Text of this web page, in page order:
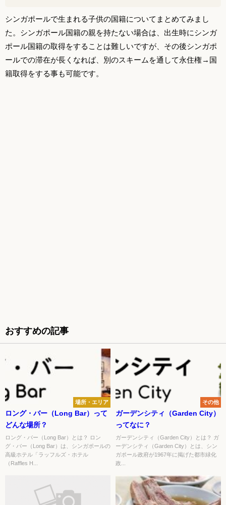
シンガポールで生まれる子供の国籍についてまとめてみまし
た。シンガポール国籍の親を持たない場合は、出生時にシンガ
ポール国籍の取得をすることは難しいですが、その後シンガポ
ールでの滞在が長くなれば、別のスキームを通して永住権→国
籍取得をする事も可能です。
おすすめの記事
場所・エリア
ロング・バー（Long Bar）って
どんな場所？
ロング・バー（Long Bar）とは？ ロン
グ・バー（Long Bar）は、シンガポールの
高級ホテル「ラッフルズ・ホテル
（Raffles H...
その他
ガーデンシティ（Garden City）
ってなに？
ガーデンシティ（Garden City）とは？ ガ
ーデンシティ（Garden City）とは、シン
ガポール政府が1967年に掲げた都市緑化
政...